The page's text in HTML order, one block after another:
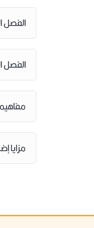
بعد
تبث
تزيل
في
الفصل
الفصل
مزايا